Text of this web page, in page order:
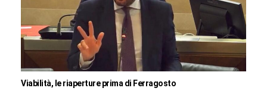
Viabilità, le riaperture prima di Ferragosto